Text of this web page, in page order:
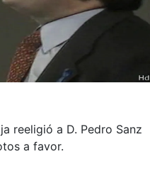
reeligió a D. Pedro Sanz
a favor.